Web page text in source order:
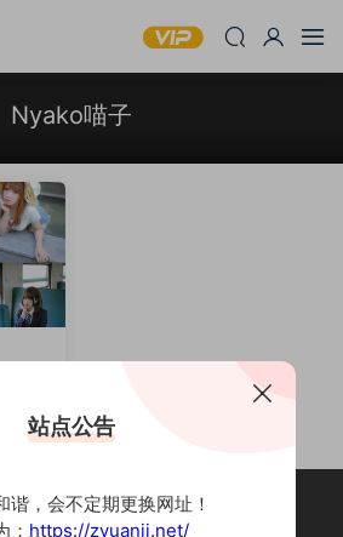
Nyako喵子
合集
站点公告
谐，会不定期更换网址！
： https://zyuanji.net/